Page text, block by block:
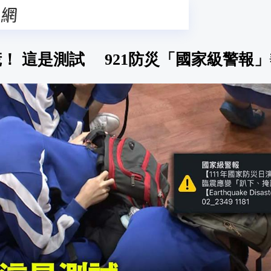
這是測試 921防災「國家級警報